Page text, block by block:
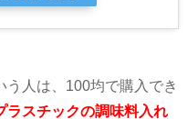
人は、100均で購入でき
ラスチックの調味料入れ